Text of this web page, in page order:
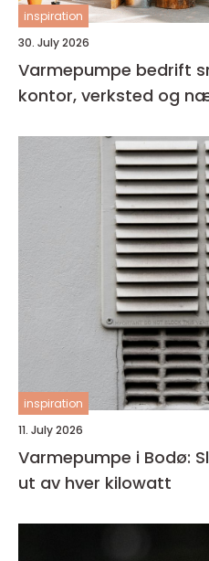
inspiration
30. July 2026
Varmepumpe bedrift smart energi for
kontor, verksted og
inspiration
11. July 2026
Varmepumpe i Bodø:
ut av hver kilowatt